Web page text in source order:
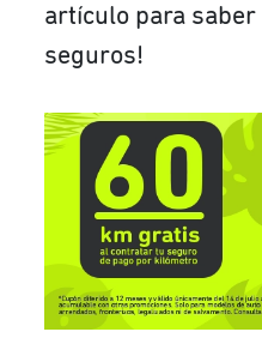
artículo para saber
seguros!